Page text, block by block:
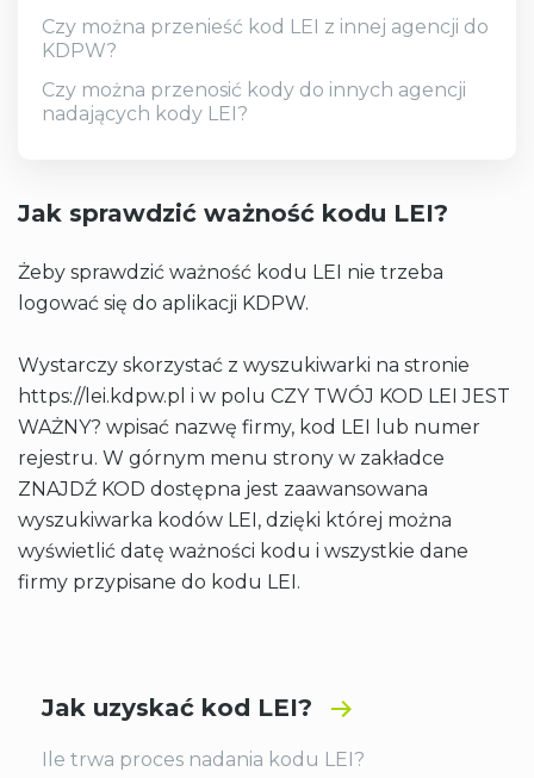
Czy można przenieść kod LEI z innej agencji do
KDPW?
Czy można przenosić kody do innych agencji
nadających kody LEI?
Jak sprawdzić ważność kodu LEI?
Żeby sprawdzić ważność kodu LEI nie trzeba
logować się do aplikacji KDPW.
Wystarczy skorzystać z wyszukiwarki na stronie
https://lei.kdpw.pl i w polu CZY TWÓJ KOD LEI JEST
WAŻNY? wpisać nazwę firmy, kod LEI lub numer
rejestru. W górnym menu strony w zakładce
ZNAJDŹ KOD dostępna jest zaawansowana
wyszukiwarka kodów LEI, dzięki której można
wyświetlić datę ważności kodu i wszystkie dane
firmy przypisane do kodu LEI.
Jak uzyskać kod LEI?
Ile trwa proces nadania kodu LEI?